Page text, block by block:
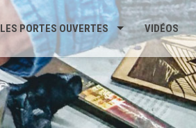
LES PORTES OUVERTES VIDÉOS